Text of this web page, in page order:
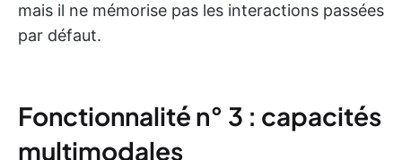
mais il ne mémorise pas les interactions passées
par défaut.
Fonctionnalité n° 3 : capacités
multimodales